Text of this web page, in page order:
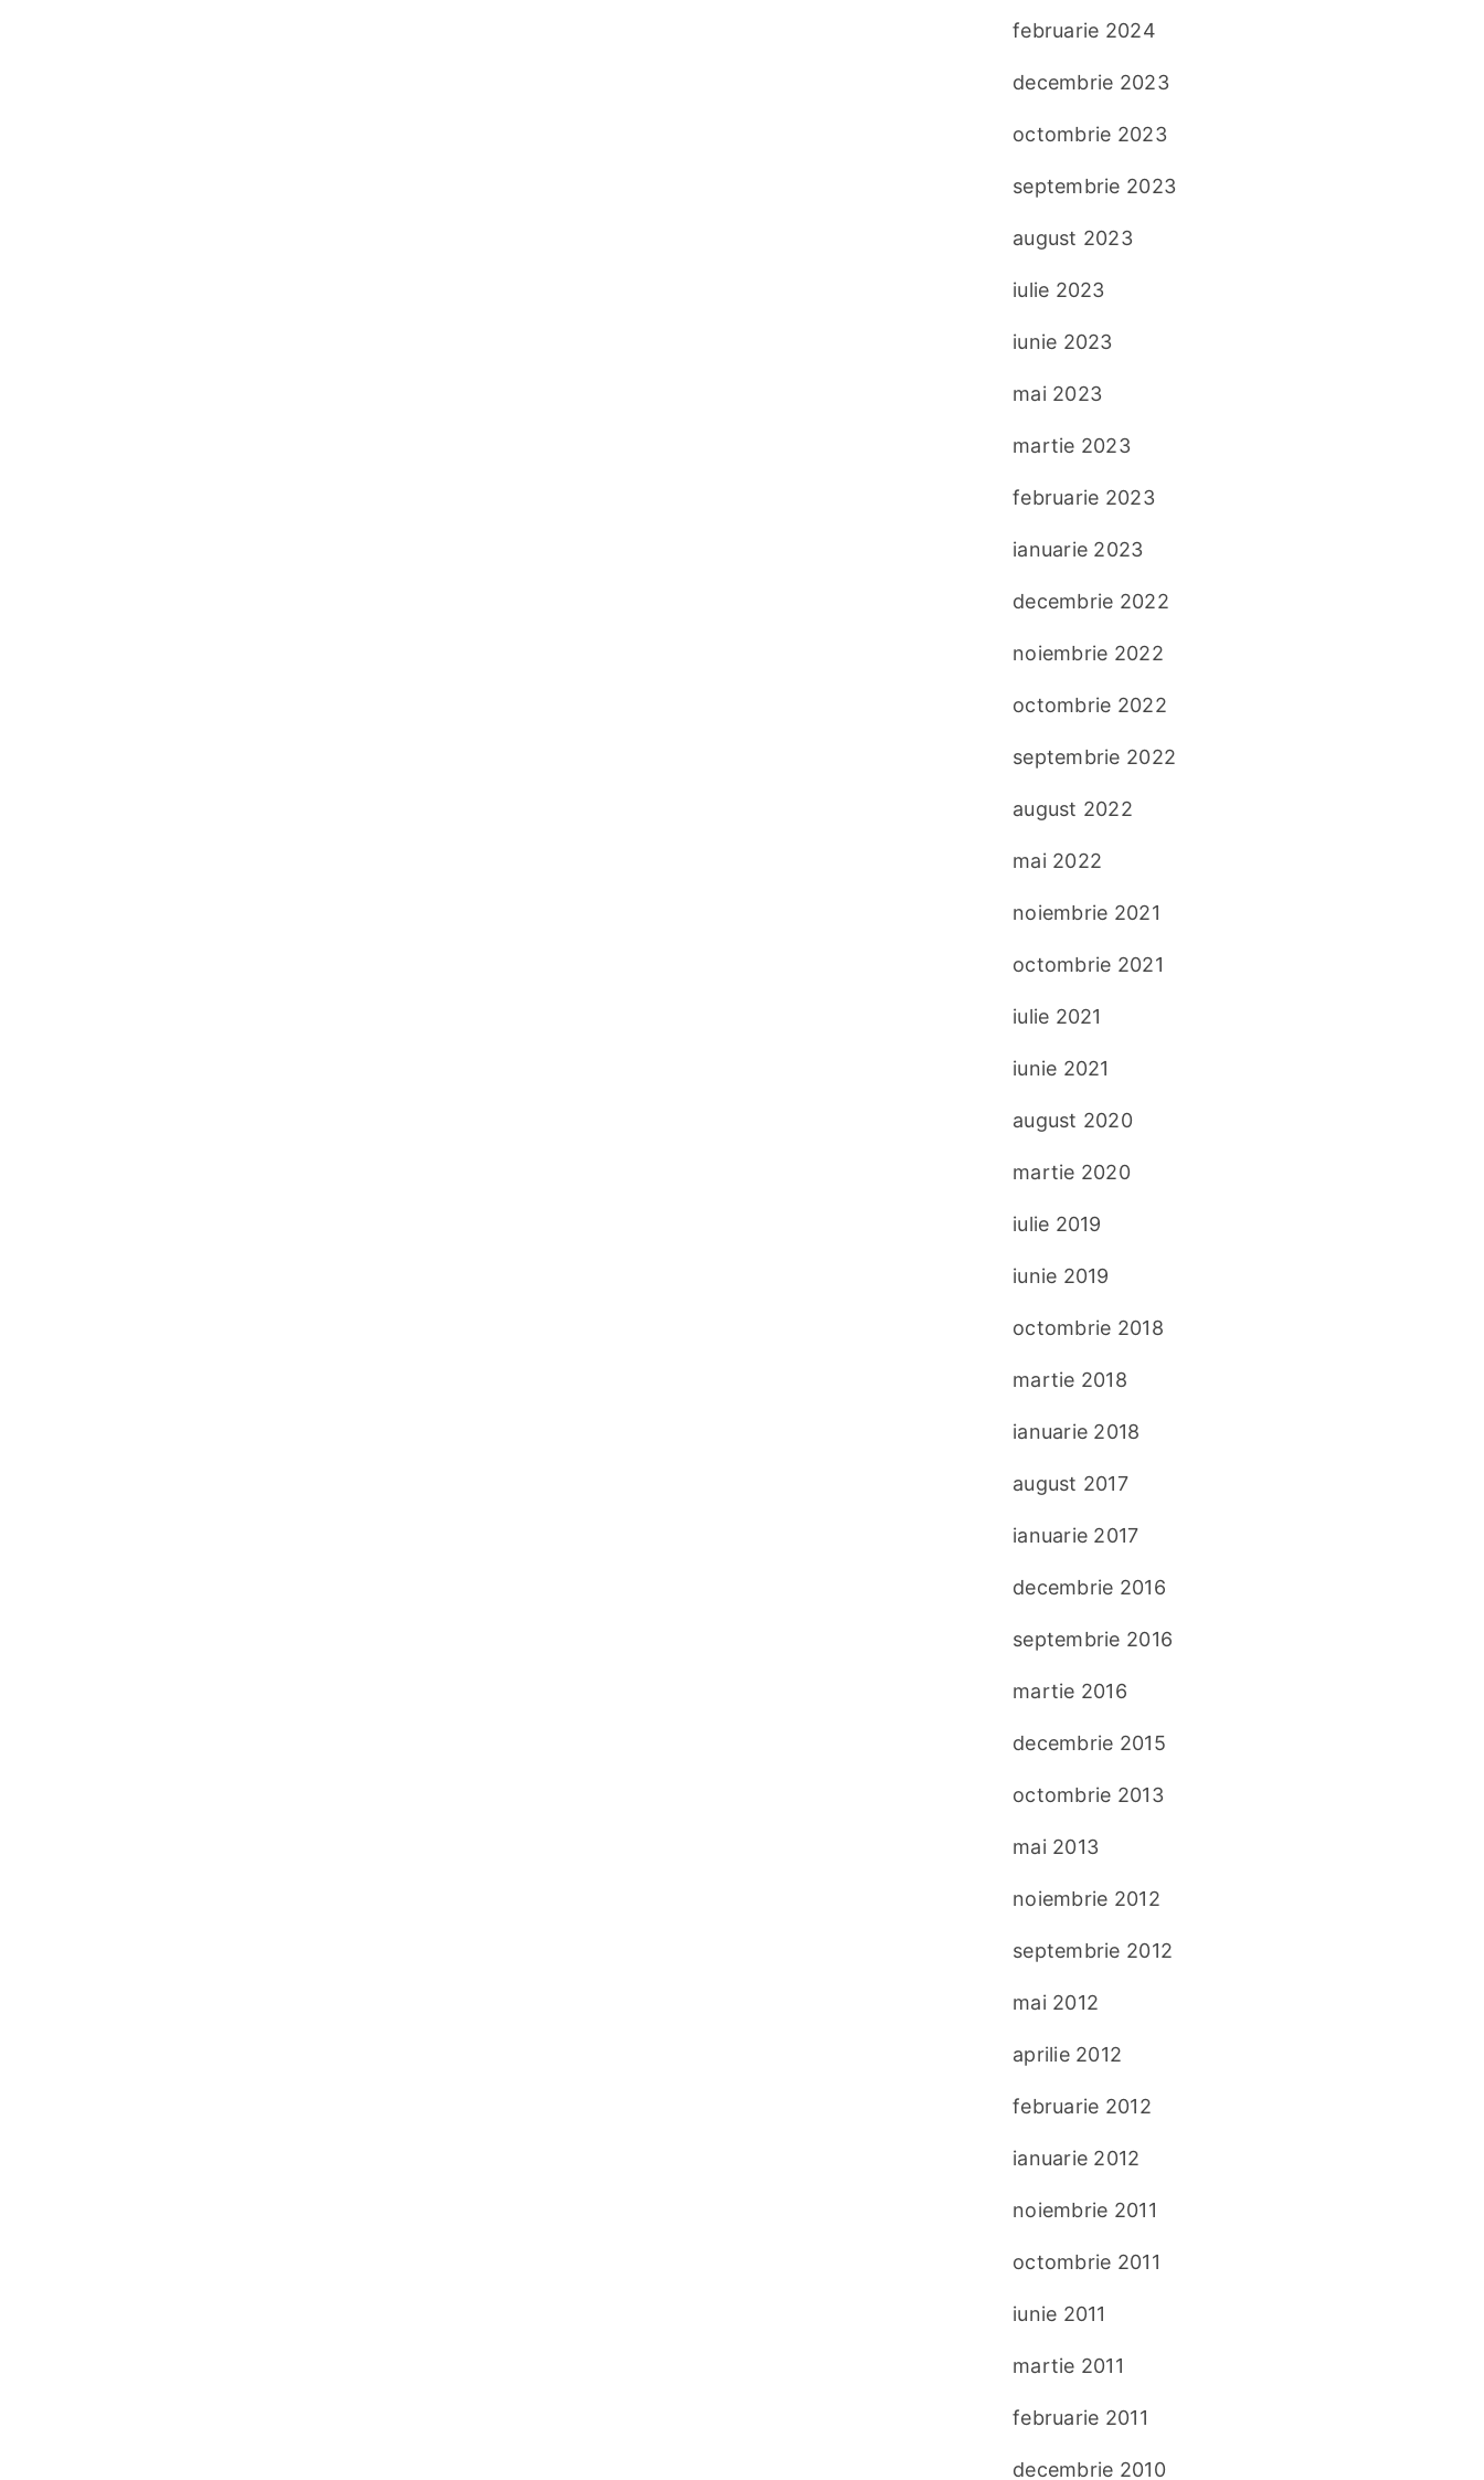
februarie 2024
decembrie 2023
octombrie 2023
septembrie 2023
august 2023
iulie 2023
iunie 2023
mai 2023
martie 2023
februarie 2023
ianuarie 2023
decembrie 2022
noiembrie 2022
octombrie 2022
septembrie 2022
august 2022
mai 2022
noiembrie 2021
octombrie 2021
iulie 2021
iunie 2021
august 2020
martie 2020
iulie 2019
iunie 2019
octombrie 2018
martie 2018
ianuarie 2018
august 2017
ianuarie 2017
decembrie 2016
septembrie 2016
martie 2016
decembrie 2015
octombrie 2013
mai 2013
noiembrie 2012
septembrie 2012
mai 2012
aprilie 2012
februarie 2012
ianuarie 2012
noiembrie 2011
octombrie 2011
iunie 2011
martie 2011
februarie 2011
decembrie 2010